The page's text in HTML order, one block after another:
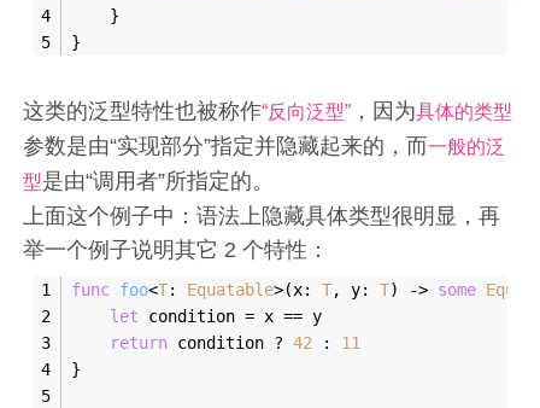
    }
}
这类的泛型特性也被称作“反向泛型” ，因为具体的类型
参数是由“实现部分”指定并隐藏起来的，而一般的泛
型是由“调用者”所指定的。
上面这个例子中：语法上隐藏具体类型很明显，再
举一个例子说明其它 2 个特性：
func foo<T: Equatable>(x: T, y: T) -> some
let condition = x == y
return condition ? 42 : 11
}